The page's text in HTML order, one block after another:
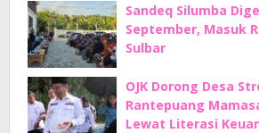
Sandeq Silumba
September, Masuk
Sulbar
OJK Dorong Desa
Rantepuang
Lewat Literasi